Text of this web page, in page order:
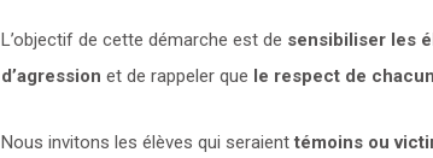
L’objectif de cette démarche est de sensibiliser les
d’agression et de rappeler que le respect de
Nous invitons les élèves qui seraienttémoins ou